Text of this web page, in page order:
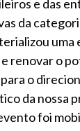
e das
da
uma
renovar o
o
da nossa
foi